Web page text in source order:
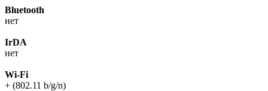
Bluetooth
нет
IrDA
нет
Wi-Fi
+ (802.11 b/g/n)